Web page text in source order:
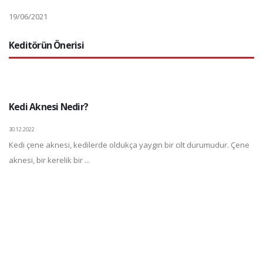
19/06/2021
Keditörün Önerisi
Kedi Aknesi Nedir?
30.12.2022
Kedi çene aknesi, kedilerde oldukça yaygın bir cilt durumudur. Çene
aknesi, bir kerelik bir ...